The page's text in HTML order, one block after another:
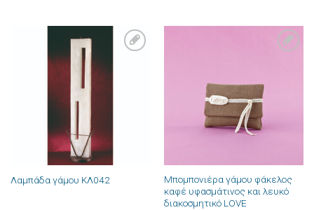
Λαμπάδα γάμου ΚΛ042
Μπομπονιέρα γάμου φάκελος
καφέ υφασμάτινος και λευκό
διακοσμητικό LOVE